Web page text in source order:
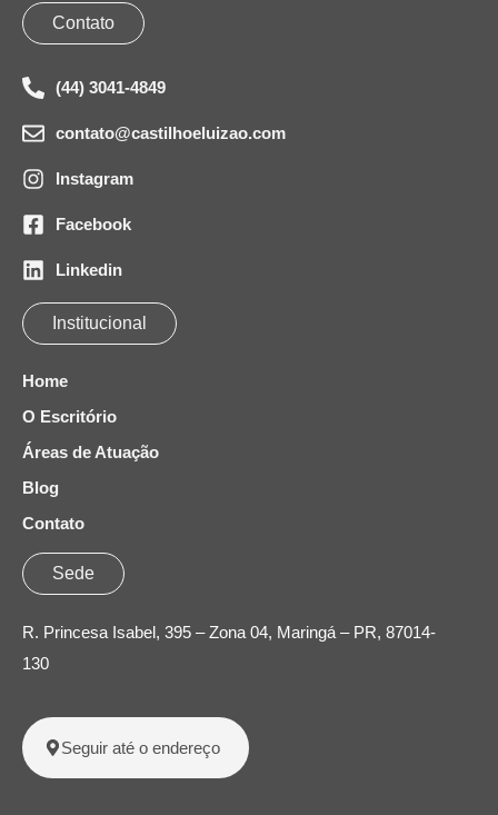
Contato
(44) 3041-4849
contato@castilhoeluizao.com
Instagram
Facebook
Linkedin
Institucional
Home
O Escritório
Áreas de Atuação
Blog
Contato
Sede
R. Princesa Isabel, 395 – Zona 04, Maringá – PR, 87014-
130
Seguir até o endereço